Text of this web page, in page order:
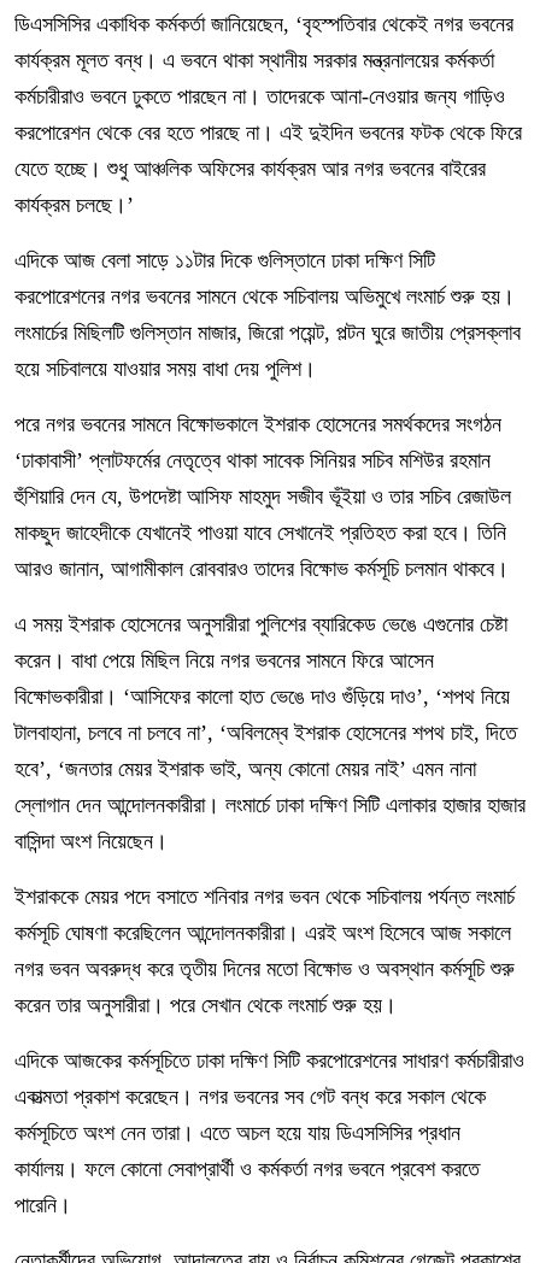
ডিএসসিসির একাধিক কর্মকর্তা জানিয়েছেন, ‘বৃহস্পতিবার থেকেই নগর ভবনের
কার্যক্রম মূলত বন্ধ। এ ভবনে থাকা স্থানীয় সরকার মন্ত্রনালয়ের কর্মকর্তা
কর্মচারীরাও ভবনে ঢুকতে পারছেন না। তাদেরকে আনা-নেওয়ার জন্য গাড়িও
করপোরেশন থেকে বের হতে পারছে না। এই দুইদিন ভবনের ফটক থেকে ফিরে
যেতে হচ্ছে। শুধু আঞ্চলিক অফিসের কার্যক্রম আর নগর ভবনের বাইরের
কার্যক্রম চলছে।’
এদিকে আজ বেলা সাড়ে ১১টার দিকে গুলিস্তানে ঢাকা দক্ষিণ সিটি
করপোরেশনের নগর ভবনের সামনে থেকে সচিবালয় অভিমুখে লংমার্চ শুরু হয়।
লংমার্চের মিছিলটি গুলিস্তান মাজার, জিরো পয়েন্ট, পল্টন ঘুরে জাতীয় প্রেসক্লাব
হয়ে সচিবালয়ে যাওয়ার সময় বাধা দেয় পুলিশ।
পরে নগর ভবনের সামনে বিক্ষোভকালে ইশরাক হোসেনের সমর্থকদের সংগঠন
‘ঢাকাবাসী’ প্লাটফর্মের নেতৃত্বে থাকা সাবেক সিনিয়র সচিব মশিউর রহমান
হুঁশিয়ারি দেন যে, উপদেষ্টা আসিফ মাহমুদ সজীব ভূঁইয়া ও তার সচিব রেজাউল
মাকছুদ জাহেদীকে যেখানেই পাওয়া যাবে সেখানেই প্রতিহত করা হবে। তিনি
আরও জানান, আগামীকাল রোববারও তাদের বিক্ষোভ কর্মসূচি চলমান থাকবে।
এ সময় ইশরাক হোসেনের অনুসারীরা পুলিশের ব্যারিকেড ভেঙে এগুনোর চেষ্টা
করেন। বাধা পেয়ে মিছিল নিয়ে নগর ভবনের সামনে ফিরে আসেন
বিক্ষোভকারীরা। ‘আসিফের কালো হাত ভেঙে দাও গুঁড়িয়ে দাও’, ‘শপথ নিয়ে
টালবাহানা, চলবে না চলবে না’, ‘অবিলম্বে ইশরাক হোসেনের শপথ চাই, দিতে
হবে’, ‘জনতার মেয়র ইশরাক ভাই, অন্য কোনো মেয়র নাই’ এমন নানা
স্লোগান দেন আন্দোলনকারীরা। লংমার্চে ঢাকা দক্ষিণ সিটি এলাকার হাজার হাজার
বাসিন্দা অংশ নিয়েছেন।
ইশরাককে মেয়র পদে বসাতে শনিবার নগর ভবন থেকে সচিবালয় পর্যন্ত লংমার্চ
কর্মসূচি ঘোষণা করেছিলেন আন্দোলনকারীরা। এরই অংশ হিসেবে আজ সকালে
নগর ভবন অবরুদ্ধ করে তৃতীয় দিনের মতো বিক্ষোভ ও অবস্থান কর্মসূচি শুরু
করেন তার অনুসারীরা। পরে সেখান থেকে লংমার্চ শুরু হয়।
এদিকে আজকের কর্মসূচিতে ঢাকা দক্ষিণ সিটি করপোরেশনের সাধারণ কর্মচারীরাও
একাত্মতা প্রকাশ করেছেন। নগর ভবনের সব গেট বন্ধ করে সকাল থেকে
কর্মসূচিতে অংশ নেন তারা। এতে অচল হয়ে যায় ডিএসসিসির প্রধান
কার্যালয়। ফলে কোনো সেবাপ্রার্থী ও কর্মকর্তা নগর ভবনে প্রবেশ করতে
পারেনি।